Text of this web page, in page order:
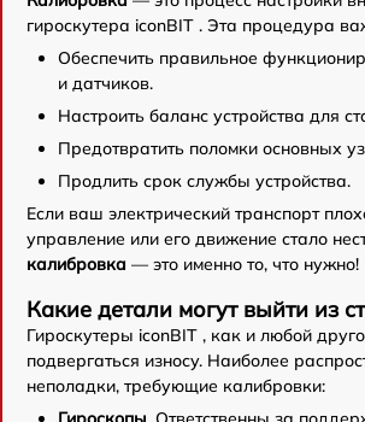
гироскутера iconBIT . Эта процедура
Обеспечить правильное
и датчиков.
Настроить баланс устройства для
Предотвратить поломки основных
Продлить срок службы устройства.
Если ваш электрический транспорт
управление или его движение стало
калибровка — это именно то, что нужно!
Какие детали могут выйти из
Гироскутеры iconBIT , как и любой
подвергаться износу. Наиболее
неполадки, требующие калибровки: